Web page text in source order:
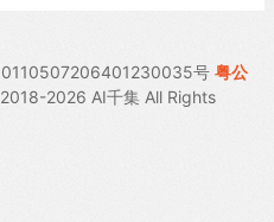
种...
号 粤公
2026 AI千集 All Rights